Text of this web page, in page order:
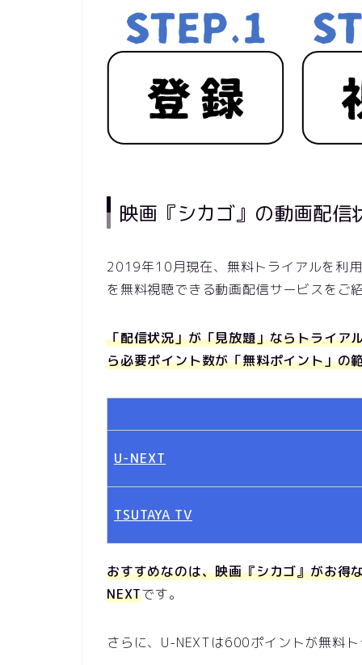
映画『シカゴ』の動画配信
2019年10月現在、無料トライアルを利
を無料視聴できる動画配信サービスをご
「配信状況」が「見放題」ならトライア
ら必要ポイント数が「無料ポイント」の
U-NEXT
TSUTAYA TV
おすすめなのは、映画『シカゴ』がお得
NEXTです。
さらに、U-NEXTは600ポイントが無料